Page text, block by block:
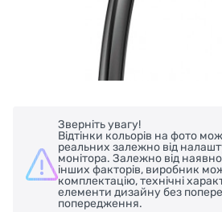
Зверніть увагу!
Відтінки кольорів на фото
реальних залежно від
монітора. Залежно від
інших факторів, виробник
комплектацію, технічні
елементи дизайну без
попередження.